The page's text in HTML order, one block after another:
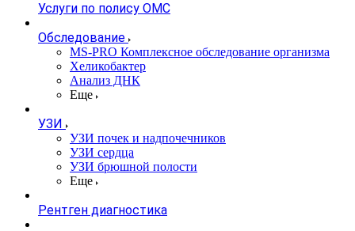
Услуги по полису ОМС
Обследование
MS-PRO Комплексное обследование организма
Хеликобактер
Анализ ДНК
Еще
УЗИ
УЗИ почек и надпочечников
УЗИ сердца
УЗИ брюшной полости
Еще
Рентген диагностика